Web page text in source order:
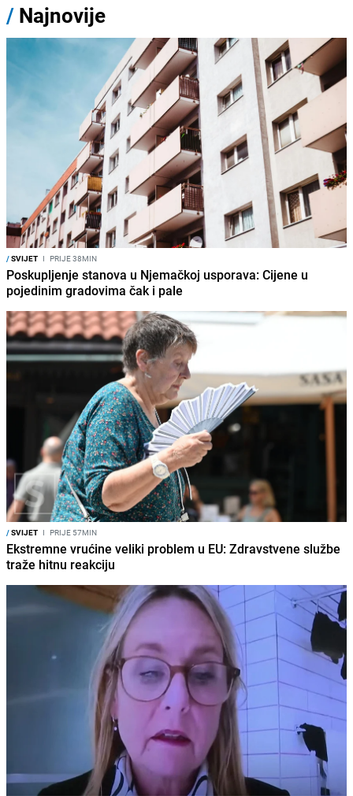
/ Najnovije
/SVIJET I PRIJE 38MIN
Poskupljenje stanova u Njemačkoj usporava: Cijene u
pojedinim gradovima čak i pale
/SVIJET I PRIJE 57MIN
Ekstremne vrućine veliki problem u EU: Zdravstvene službe
traže hitnu reakciju